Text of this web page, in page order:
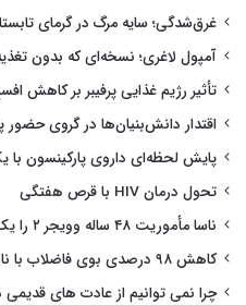
غرق‌شدگی؛ سایه مرگ در گرمای
آمپول لاغری؛ نسخه‌ای که بدون
تأثیر رژیم غذایی پرفیبر بر کاهش
اقتدار دانش‌بنیان‌ها در گروی حضور
پایش لحظه‌ای داروی پارکینسون
تحول درمان HIV با قرص هفتگی
ناسا مأموریت ۴۸ ساله وویجر ۲ را یک سال دیگر تمدید کرد
کاهش ۹۸ درصدی بوی فاضلاب با نانوفیلتر ایرانی
چرا نمی توانیم از عادت های